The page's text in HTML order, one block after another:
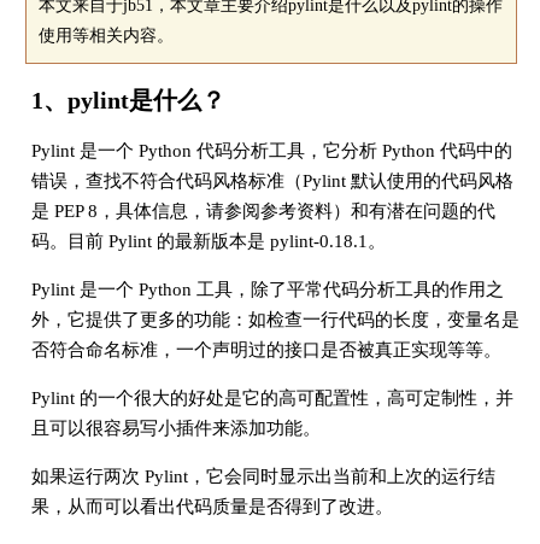
本文来自于jb51，本文章主要介绍pylint是什么以及pylint的操作
使用等相关内容。
1、pylint是什么？
Pylint 是一个 Python 代码分析工具，它分析 Python 代码中的
错误，查找不符合代码风格标准（Pylint 默认使用的代码风格
是 PEP 8，具体信息，请参阅参考资料）和有潜在问题的代
码。目前 Pylint 的最新版本是 pylint-0.18.1。
Pylint 是一个 Python 工具，除了平常代码分析工具的作用之
外，它提供了更多的功能：如检查一行代码的长度，变量名是
否符合命名标准，一个声明过的接口是否被真正实现等等。
Pylint 的一个很大的好处是它的高可配置性，高可定制性，并
且可以很容易写小插件来添加功能。
如果运行两次 Pylint，它会同时显示出当前和上次的运行结
果，从而可以看出代码质量是否得到了改进。